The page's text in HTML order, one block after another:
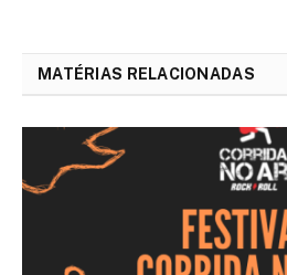
MATÉRIAS RELACIONADAS